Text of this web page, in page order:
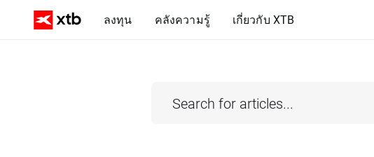
ลงทุน คลังความรู้ เกี่ยวกับ XTB